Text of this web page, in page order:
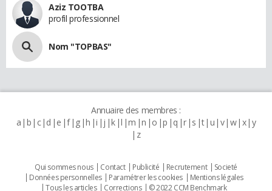
Aziz TOOTBA
profil professionnel
Nom "TOPBAS"
Annuaire des membres :
a b c d e f g h i j k l m n o p q r s t u v w x y
z
Qui sommes nous Contact Publicité Recrutement
Societé
Données personnelles
Paramétrer les cookies
Mentions légales
Tous les articles
Corrections © 2022 CCM Benchmark